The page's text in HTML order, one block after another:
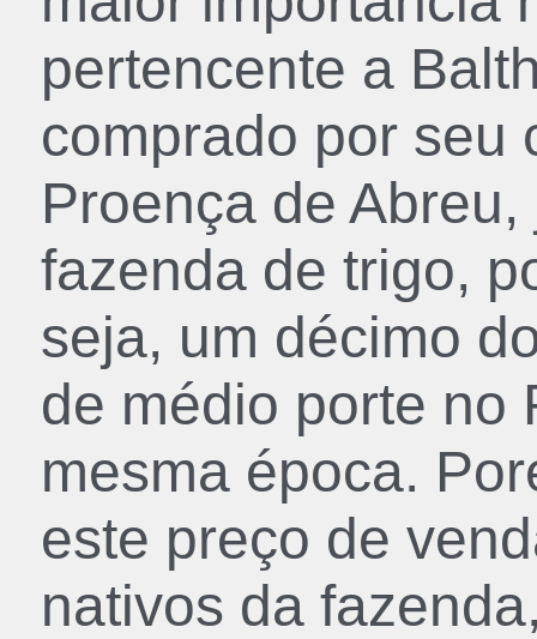
pertencente a
comprado por seu
Proença de
fazenda de trigo,
seja, um décimo
de médio porte no
mesma época.
este preço de
nativos da